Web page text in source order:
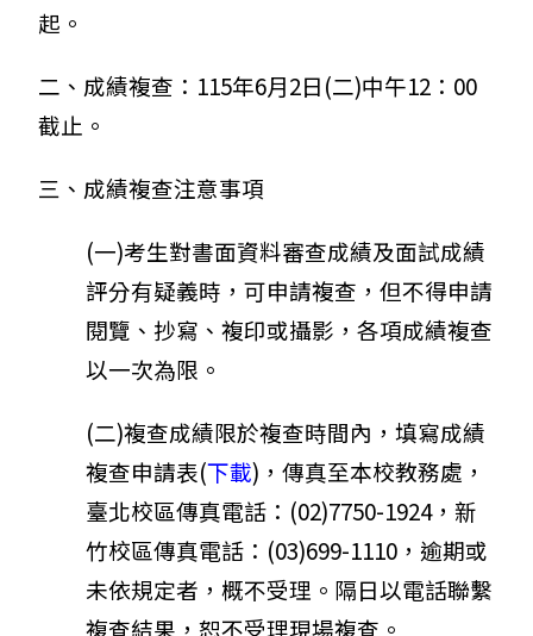
起。
二、成績複查：115年6月2日(二)中午12：00
截止。
三、成績複查注意事項
(一)考生對書面資料審查成績及面試成績
評分有疑義時，可申請複查，但不得申請
閱覽、抄寫、複印或攝影，各項成績複查
以一次為限。
(二)複查成績限於複查時間內，填寫成績
複查申請表(下載)，傳真至本校教務處，
臺北校區傳真電話：(02)7750-1924，新
竹校區傳真電話：(03)699-1110，逾期或
未依規定者，概不受理。隔日以電話聯繫
複查結果，恕不受理現場複查。